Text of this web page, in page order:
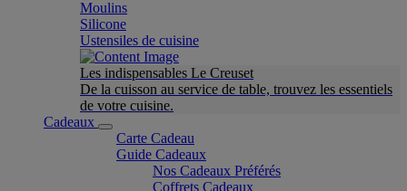
Moulins
Silicone
Ustensiles de cuisine
Les indispensables Le Creuset
De la cuisson au service de table, trouvez les essentiels
de votre cuisine.
Cadeaux
Carte Cadeau
Guide Cadeaux
Nos Cadeaux Préférés
Coffrets Cadeaux